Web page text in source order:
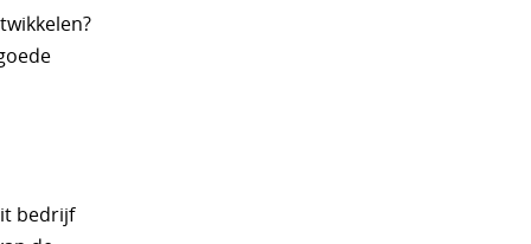
bedrijf